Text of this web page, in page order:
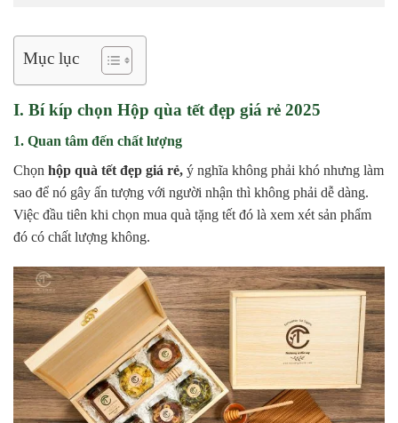
Mục lục
I. Bí kíp chọn Hộp qùa tết đẹp giá rẻ 2025
1. Quan tâm đến chất lượng
Chọn hộp quà tết đẹp giá rẻ, ý nghĩa không phải khó nhưng làm
sao để nó gây ấn tượng với người nhận thì không phải dễ dàng.
Việc đầu tiên khi chọn mua quà tặng tết đó là xem xét sản phẩm
đó có chất lượng không.